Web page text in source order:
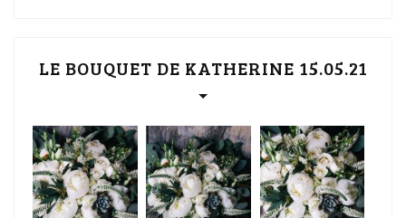
LE BOUQUET DE KATHERINE 15.05.21